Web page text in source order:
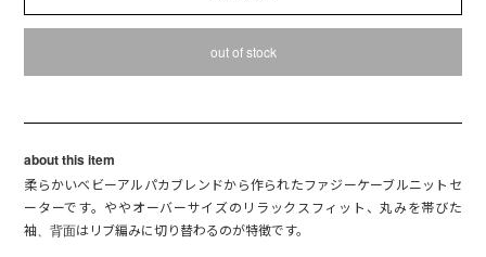
out of stock
about this item
柔らかいベビーアルパカブレンドから作られたファジーケーブルニットセ
ーターです。ややオーバーサイズのリラックスフィット、丸みを帯びた
袖、背面はリブ編みに切り替わるのが特徴です。